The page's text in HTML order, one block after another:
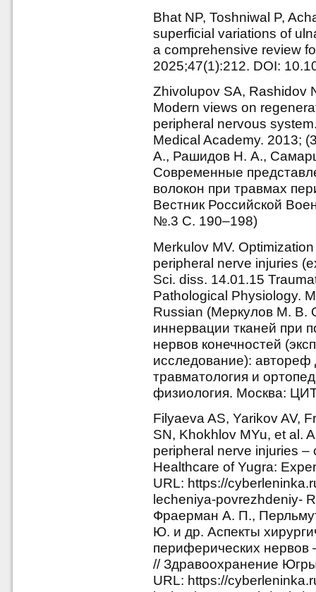
Bhat NP, Toshniwal P,
superficial variations of
a comprehensive review
2025;47(1):212. DOI:
Zhivolupov SA, Rashidov
Modern views on
peripheral nervous
Medical Academy. 2013;
А., Рашидов Н. А.,
Современные
волокон при травмах
Вестник Российской
№.3 С. 190–198)
Merkulov MV.
peripheral nerve injuries
Sci. diss. 14.01.15
Pathological Physiology.
Russian (Меркулов М. В.
иннервации тканей при
нервов конечностей
исследование): автореф
травматология и
физиология. Москва:
Filyaeva AS, Yarikov AV,
SN, Khokhlov MYu, et al.
peripheral nerve injuries –
Healthcare of Yugra:
URL: https://
lecheniya-povrezhdeniy-
Фраерман А. П.,
Ю. и др. Аспекты
периферических
// Здравоохранение
URL: https://